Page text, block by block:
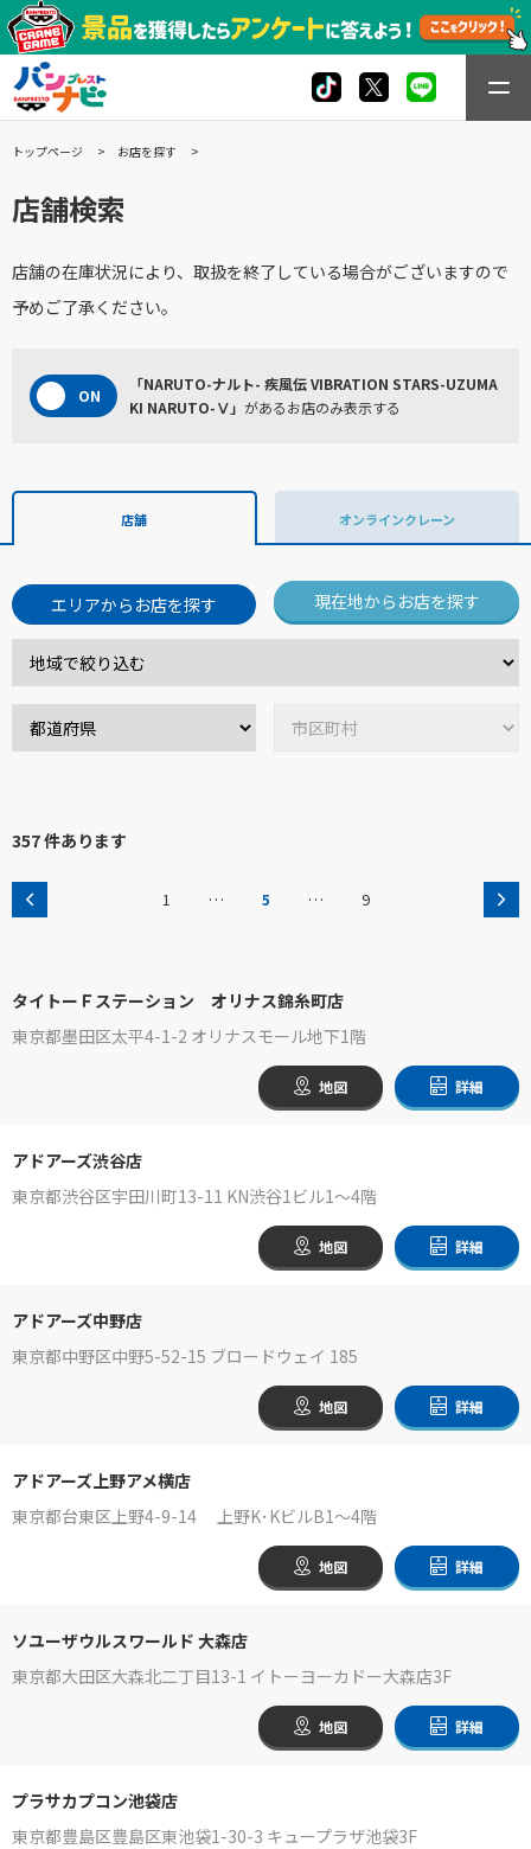
トップページ お店を探す
店舗検索
店舗の在庫状況により、取扱を終了している場合がございますので
予めご了承ください。
「NARUTO-ナルト- 疾風伝 VIBRATION STARS-UZUMA
KI NARUTO-Ⅴ」 があるお店のみ表示する
店舗 オンラインクレーン
エリアからお店を探す 現在地からお店を探す
357 件あります
1 … 5 … 9
タイトーＦステーション オリナス錦糸町店
東京都墨田区太平4-1-2 オリナスモール地下1階
地図 詳細
アドアーズ渋谷店
東京都渋谷区宇田川町13-11 KN渋谷1ビル1～4階
地図 詳細
アドアーズ中野店
東京都中野区中野5-52-15 ブロードウェイ 185
地図 詳細
アドアーズ上野アメ横店
東京都台東区上野4-9-14 上野K･KビルB1～4階
地図 詳細
ソユーザウルスワールド 大森店
東京都大田区大森北二丁目13-1 イトーヨーカドー大森店3F
地図 詳細
プラサカプコン池袋店
東京都豊島区豊島区東池袋1-30-3 キュープラザ池袋3F